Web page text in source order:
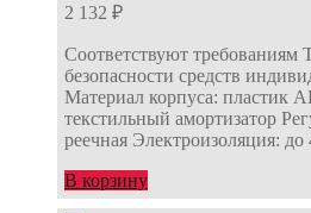
2 132 ₽
Соответствуют
безопасности средств
Материал корпуса: пластик
текстильный амортизатор
реечная Электроизоляция:
В корзину